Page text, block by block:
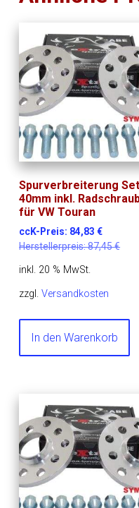
Spurverbreiterung Set
40mm inkl.
für VW Touran
ccK-Preis: 84,83€
Herstellerpreis:87,45€
inkl. 20 % MwSt.
zzgl.Versandkosten
In den Warenkorb